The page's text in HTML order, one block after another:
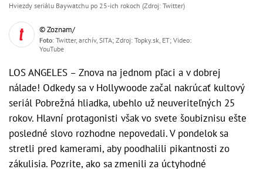
Hviezdy seriálu Baywatchu po 25-ich rokoch (Zdroj: Twitter)
© Zoznam/
Foto: Twitter, archív, SITA; Zdroj: Topky.sk, ET; Video:
YouTube
LOS ANGELES – Znova na jednom pľaci a v dobrej
nálade! Odkedy sa v Hollywoode začal nakrúcať kultový
seriál Pobrežná hliadka, ubehlo už neuveriteľných 25
rokov. Hlavní protagonisti však vo svete šoubiznisu ešte
posledné slovo rozhodne nepovedali. V pondelok sa
stretli pred kamerami, aby poodhalili pikantnosti zo
zákulisia. Pozrite, ako sa zmenili za úctyhodné